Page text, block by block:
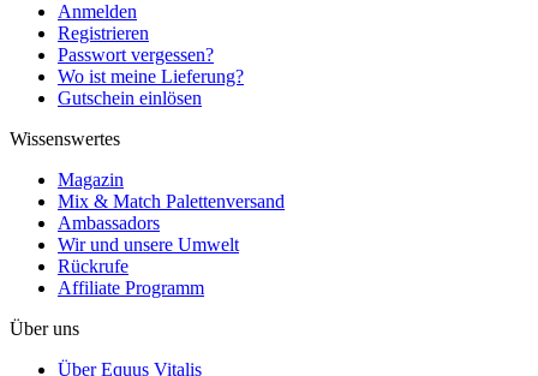
Anmelden
Registrieren
Passwort vergessen?
Wo ist meine Lieferung?
Gutschein einlösen
Wissenswertes
Magazin
Mix & Match Palettenversand
Ambassadors
Wir und unsere Umwelt
Rückrufe
Affiliate Programm
Über uns
Über Equus Vitalis